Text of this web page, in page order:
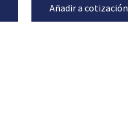
Añadir a cotización